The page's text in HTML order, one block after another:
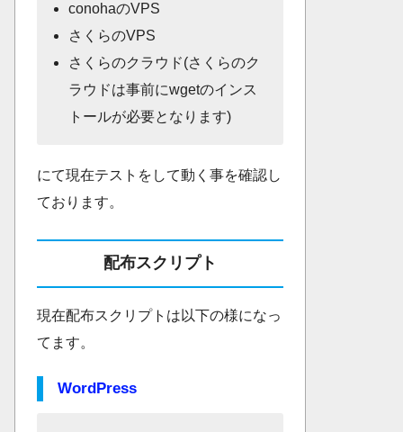
conohaのVPS
さくらのVPS
さくらのクラウド(さくらのク
ラウドは事前にwgetのインス
トールが必要となります)
にて現在テストをして動く事を確認し
ております。
配布スクリプト
現在配布スクリプトは以下の様になっ
てます。
WordPress